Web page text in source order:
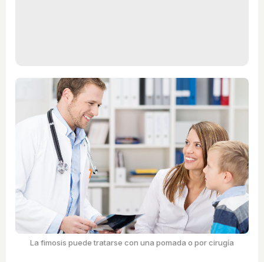
La fimosis puede tratarse con una pomada o por cirugía